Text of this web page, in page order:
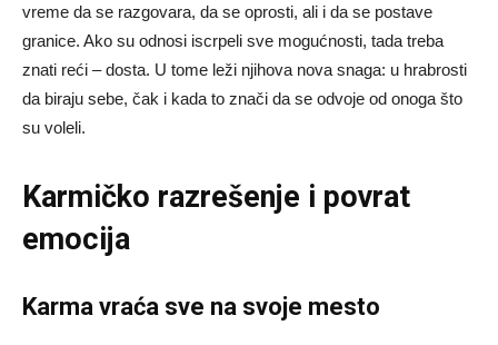
vreme da se razgovara, da se oprosti, ali i da se postave
granice. Ako su odnosi iscrpeli sve mogućnosti, tada treba
znati reći – dosta. U tome leži njihova nova snaga: u hrabrosti
da biraju sebe, čak i kada to znači da se odvoje od onoga što
su voleli.
Karmičko razrešenje i povrat
emocija
Karma vraća sve na svoje mesto